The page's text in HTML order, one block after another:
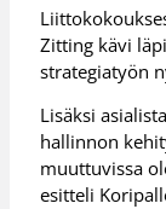
Zitting kävi
strategiatyön
Lisäksi
hallinnon
muuttuvissa
esitteli